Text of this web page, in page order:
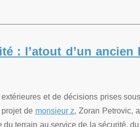
: l’atout d’un
et de décisions prises
projet de monsieur z, Zoran Petrovic,
terrain au service de la sécurité,